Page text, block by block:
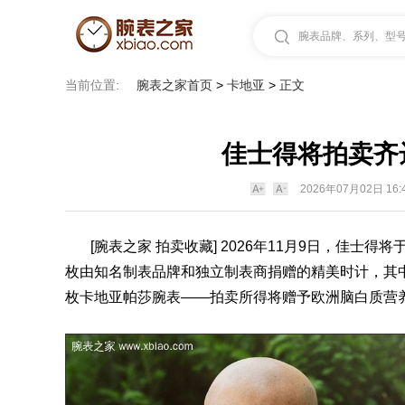
腕表品牌、系列、型
当前位置: 腕表之家首页 > 卡地亚 > 正文
佳士得将拍卖
2026年07月02日
[腕表之家 拍卖收藏] 2026年11月9日，佳士得将
枚由知名制 表品牌和独立制 表商捐赠的精美时计，其
枚卡地亚帕莎腕表——拍卖所得将赠予欧洲脑白质营